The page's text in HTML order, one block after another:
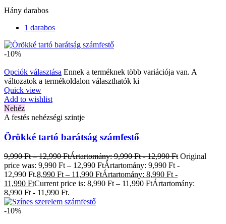
Hány darabos
1 darabos
-10%
Opciók választása Ennek a terméknek több variációja van. A
változatok a termékoldalon választhatók ki
Quick view
Add to wishlist
Nehéz
A festés nehézségi szintje
Örökké tartó barátság számfestő
9,990Ft – 12,990FtÁrtartomány: 9,990 Ft - 12,990 Ft Original
price was: 9,990 Ft – 12,990 FtÁrtartomány: 9,990 Ft -
12,990 Ft.8,990 Ft – 11,990 FtÁrtartomány: 8,990 Ft -
11,990 FtCurrent price is: 8,990 Ft – 11,990 FtÁrtartomány:
8,990 Ft - 11,990 Ft.
-10%